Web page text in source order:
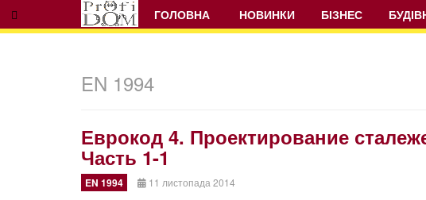
ГОЛОВНА НОВИНКИ БІЗНЕС
EN 1994
Еврокод 4. Проектирование
Часть 1-1
EN 1994 11 листопада 2014